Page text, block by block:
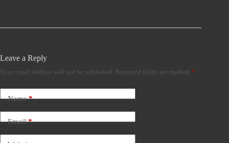
Leave a Reply
Your email address will not be published. Required fields are marked *
Name*
Email*